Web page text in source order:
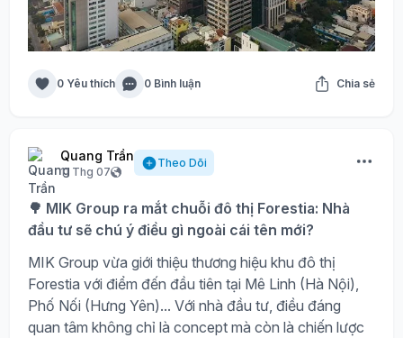
0 Yêu thích 0 Bình luận Chia sẻ
Quang Trần
11 Thg 07
Theo Dõi
🌳 MIK Group ra mắt chuỗi đô thị Forestia: Nhà
đầu tư sẽ chú ý điều gì ngoài cái tên mới?
MIK Group vừa giới thiệu thương hiệu khu đô thị
Forestia với điểm đến đầu tiên tại Mê Linh (Hà Nội),
Phố Nối (Hưng Yên)... Với nhà đầu tư, điều đáng
quan tâm không chỉ là concept mà còn là chiến lược